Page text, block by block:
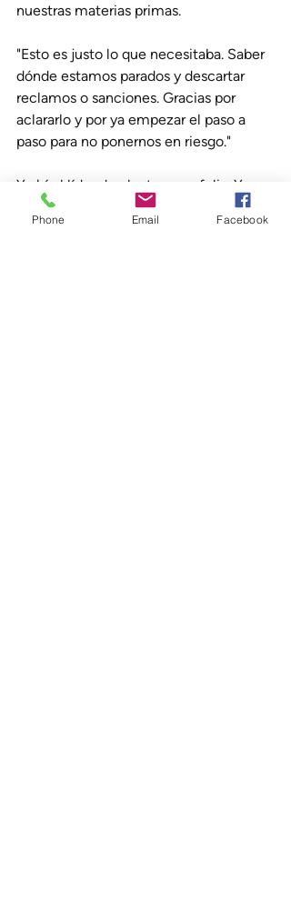
nuestras materias primas.
"Esto es justo lo que necesitaba. Saber
dónde estamos parados y descartar
reclamos o sanciones. Gracias por
aclararlo y por ya empezar el paso a
paso para no ponernos en riesgo."
Y ahí el líder de planta se va feliz. Y
vos… sonreís. Misión cumplida.
Phone Email Facebook